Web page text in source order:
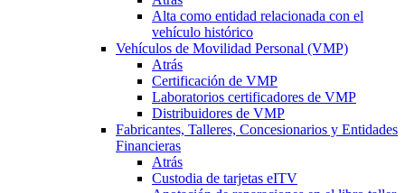
Alta como entidad relacionada con el
vehículo histórico
Vehículos de Movilidad Personal (VMP)
Atrás
Certificación de VMP
Laboratorios certificadores de VMP
Distribuidores de VMP
Fabricantes, Talleres, Concesionarios y Entidades
Financieras
Atrás
Custodia de tarjetas eITV